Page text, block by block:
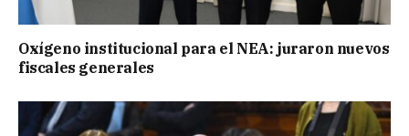
Oxígeno institucional para el NEA: juraron nuevos
fiscales generales